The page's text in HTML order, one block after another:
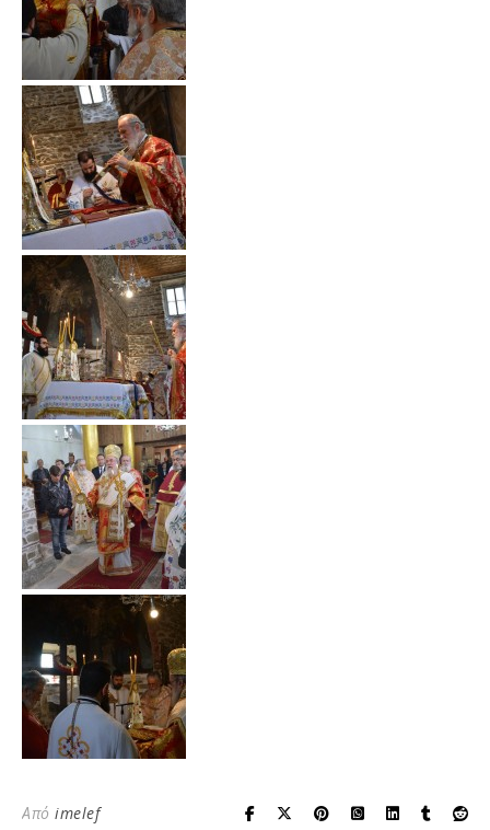
Από imelef